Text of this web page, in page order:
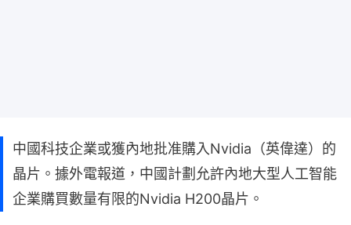
中國科技企業或獲內地批准購入Nvidia（英偉達）的
晶片。據外電報道，中國計劃允許內地大型人工智能
企業購買數量有限的Nvidia H200晶片。